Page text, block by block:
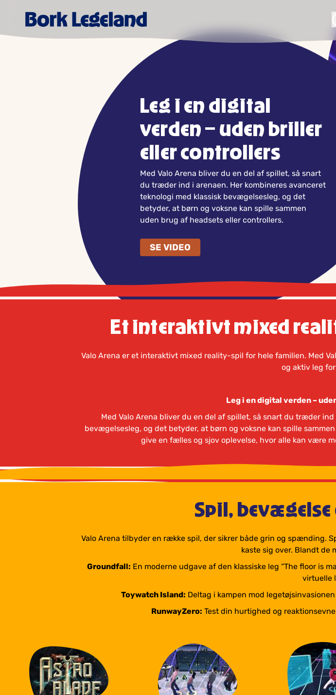
Leg i en digital
verden – uden briller
eller controllers
Med Valo Arena bliver du en del af spillet, så snart
du træder ind i arenaen. Her kombineres avanceret
teknologi med klassisk bevægelsesleg, og det
betyder, at børn og voksne kan spille sammen
uden brug af headsets eller controllers.
SE VIDEO
Et interaktivt mixed
Valo Arena er et interaktivt mixed reality-spil for hele familien. Med
og aktiv leg
Leg i en digital verden –
Med Valo Arena bliver du en del af spillet, så snart du træder
bevægelsesleg, og det betyder, at børn og voksne kan spille
give en fælles og sjov oplevelse, hvor alle kan være
Spil,
Valo Arena tilbyder en række spil, der sikrer både grin og spænding.
kaste sig over. Blandt de
Groundfall: En moderne udgave af den klassiske leg “The floor is
virtuelle
Toywatch Island: Deltag i kampen mod
RunwayZero: Test din hurtighed og